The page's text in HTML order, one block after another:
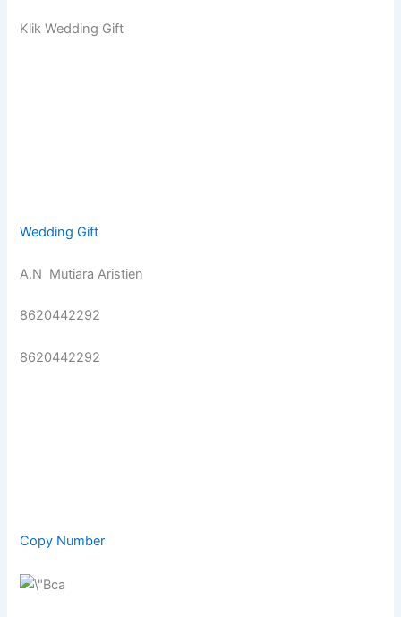
Klik Wedding Gift
Wedding Gift
A.N Mutiara Aristien
8620442292
8620442292
Copy Number